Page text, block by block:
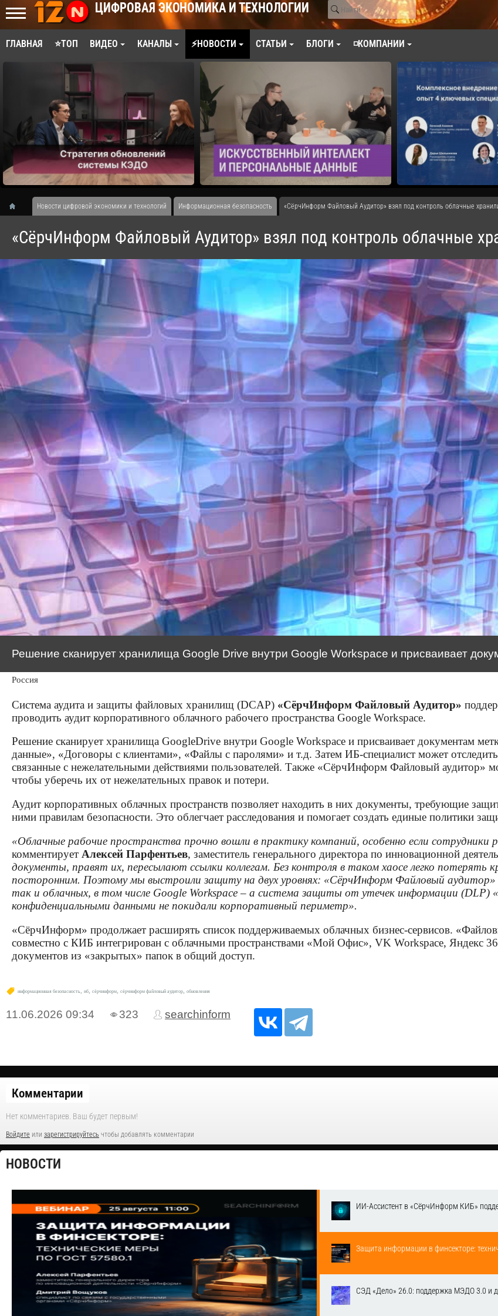
ЦИФРОВАЯ ЭКОНОМИКА И ТЕХНОЛОГИИ
ГЛАВНАЯ ⭐ТОП ВИДЕО КАНАЛЫ ⚡НОВОСТИ СТАТЬИ БЛОГИ ◽КОМПАНИИ
Новости цифровой экономики и технологий Информационная безопасность «СёрчИнформ Файловый Аудитор» взял под контроль облачные
«СёрчИнформ Файловый Аудитор» взял под контроль облачные
Решение сканирует хранилища Google Drive внутри Google Workspace и присваивает
Россия
Система аудита и защиты файловых хранилищ (DCAP) «СёрчИнформ Файловый Аудитор»
проводить аудит корпоративного облачного рабочего пространства Google Workspace.
Решение сканирует хранилища GoogleDrive внутри Google Workspace и присваивает документам
данные», «Договоры с клиентами», «Файлы с паролями» и т.д. Затем ИБ-специалист может
связанные с нежелательными действиями пользователей. Также «СёрчИнформ Файловый аудитор»
чтобы уберечь их от нежелательных правок и потери.
Аудит корпоративных облачных пространств позволяет находить в них документы, требующие
ними правилам безопасности. Это облегчает расследования и помогает создать единые политики
«Облачные рабочие пространства прочно вошли в практику компаний, особенно если
комментирует Алексей Парфентьев, заместитель генерального директора по инновационной
документы, правят их, пересылают ссылки коллегам. Без контроля в таком хаосе легко
посторонним. Поэтому мы выстроили защиту на двух уровнях: «СёрчИнформ Файловый аудитор»
так и облачных, в том числе Google Workspace – а система защиты от утечек информации
конфиденциальными данными не покидали корпоративный периметр».
«СёрчИнформ» продолжает расширять список поддерживаемых облачных бизнес-сервисов.
совместно с КИБ интегрирован с облачными пространствами «Мой Офис», VK Workspace, Яндекс
документов из «закрытых» папок в общий доступ.
информационная безопасность иб сёрчинформ сёрчинформ файловый аудитор обновления
11.06.2026 09:34 323 searchinform
Комментарии
Нет комментариев. Ваш будет первым!
Войдите или зарегистрируйтесь чтобы добавлять комментарии
НОВОСТИ
ИИ-Ассистент в «СёрчИнформ КИБ»
Защита информации в финсекторе:
СЭД «Дело» 26.0: поддержка МЭДО 3.0 и